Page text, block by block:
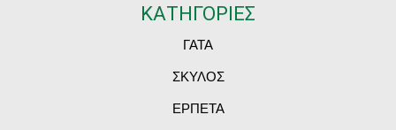
ΚΑΤΗΓΟΡΙΕΣ
ΓΑΤΑ
ΣΚΥΛΟΣ
ΕΡΠΕΤΑ